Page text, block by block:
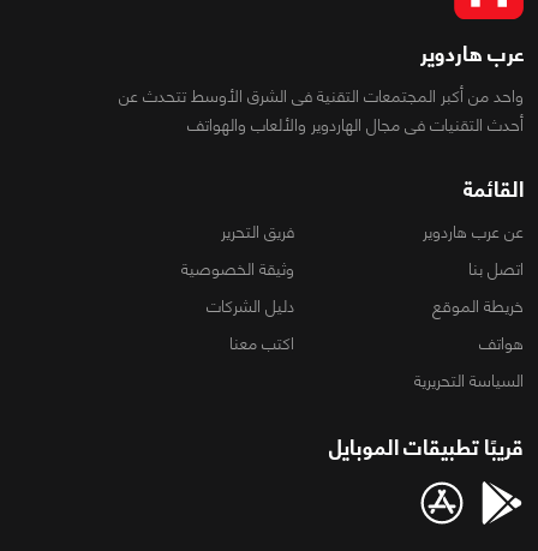
عرب هاردوير
واحد من أكبر المجتمعات التقنية فى الشرق الأوسط تتحدث عن
أحدث التقنيات فى مجال الهاردوير والألعاب والهواتف
القائمة
عن عرب هاردوير
فريق التحرير
اتصل بنا
وثيقة الخصوصية
خريطة الموقع
دليل الشركات
هواتف
اكتب معنا
السياسة التحريرية
قريبًا تطبيقات الموبايل